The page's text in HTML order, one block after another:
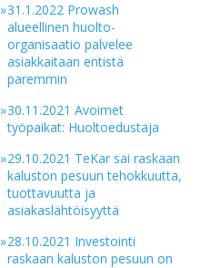
»31.1.2022 Prowash
alueellinen huolto-
organisaatio palvelee
asiakkaitaan entistä
paremmin
»30.11.2021 Avoimet
työpaikat: Huoltoedustaja
»29.10.2021 TeKar sai raskaan
kaluston pesuun tehokkuutta,
tuottavuutta ja
asiakaslähtöisyyttä
»28.10.2021 Investointi
raskaan kaluston pesuun on